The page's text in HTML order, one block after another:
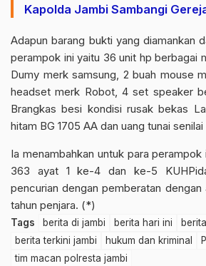
Kapolda Jambi Sambangi
Adapun barang bukti yang diamankan
perampok ini yaitu 36 unit hp berbagai
Dumy merk samsung, 2 buah mouse
headset merk Robot, 4 set speaker
Brangkas besi kondisi rusak bekas
hitam BG 1705 AA dan uang tunai
Ia menambahkan untuk para perampok
363 ayat 1 ke-4 dan ke-5
pencurian dengan pemberatan dengan
tahun penjara. (*)
Tags berita di jambi berita hari ini
berita terkini jambi
hukum dan kriminal
tim macan polresta jambi